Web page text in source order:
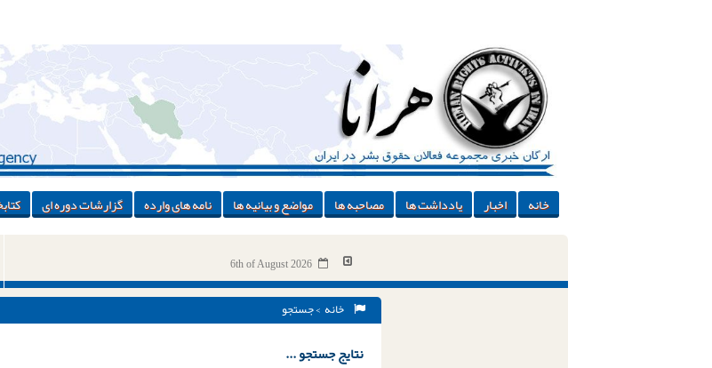
خانه اخبار یادداشت ها مصاحبه ها مواضع و بیانیه ها نامه های وارده گزارشات دوره ای
6th of August 2026
خانه > جستجو
نتایج جستجو ...